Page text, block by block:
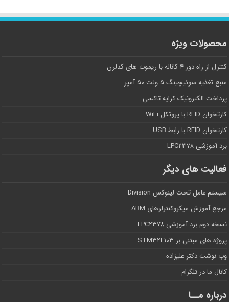
محصولات ویژه
کنترل از راه دور ۴ کاناله با ریموت های کدلرن
منبع تغذیه سوئیچینگ ۵ ولت ۵۰ آمپر
پرداخت الکترونیک کرایه تاکسی
کارتخوان RFID با پروتکل WiFi
کارتخوان RFID با رابط USB
برد آموزشی LPC۲۳۷۸
فعالیت های دیگر
سیستم عامل تحت لینوکس Division
مرجع آموزش میکروکنترلرهای ARM
نسخه دوم برد آموزشی LPC۲۳۷۸
پروژه های مبتنی بر STM۳۲F۱۰۳
وب نوشت دکتر علیزاده
کانال ما در تلگرام
درباره مــا